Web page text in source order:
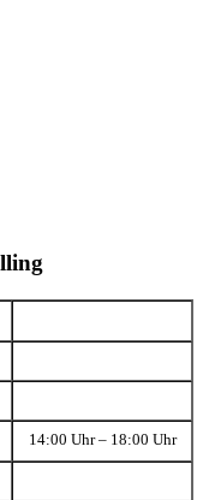
14:00 Uhr – 18:00 Uhr